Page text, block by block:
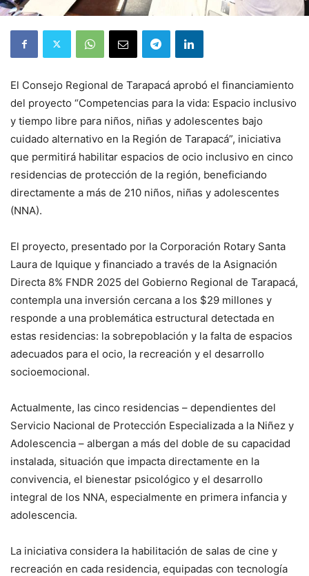
El Consejo Regional de Tarapacá aprobó el financiamiento
del proyecto “Competencias para la vida: Espacio inclusivo
y tiempo libre para niños, niñas y adolescentes bajo
cuidado alternativo en la Región de Tarapacá”, iniciativa
que permitirá habilitar espacios de ocio inclusivo en cinco
residencias de protección de la región, beneficiando
directamente a más de 210 niños, niñas y adolescentes
(NNA).
El proyecto, presentado por la Corporación Rotary Santa
Laura de Iquique y financiado a través de la Asignación
Directa 8% FNDR 2025 del Gobierno Regional de Tarapacá,
contempla una inversión cercana a los $29 millones y
responde a una problemática estructural detectada en
estas residencias: la sobrepoblación y la falta de espacios
adecuados para el ocio, la recreación y el desarrollo
socioemocional.
Actualmente, las cinco residencias – dependientes del
Servicio Nacional de Protección Especializada a la Niñez y
Adolescencia – albergan a más del doble de su capacidad
instalada, situación que impacta directamente en la
convivencia, el bienestar psicológico y el desarrollo
integral de los NNA, especialmente en primera infancia y
adolescencia.
La iniciativa considera la habilitación de salas de cine y
recreación en cada residencia, equipadas con tecnología